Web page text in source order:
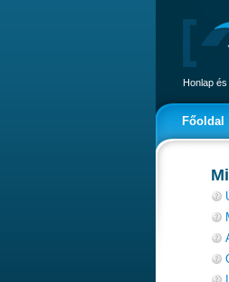
Honlap
Főoldal